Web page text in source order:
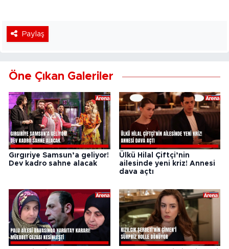
Paylaş
Öne Çıkan Galeriler
Gırgıriye Samsun’a geliyor!
Dev kadro sahne alacak
Ülkü Hilal Çiftçi’nin
ailesinde yeni kriz! Annesi
dava açtı